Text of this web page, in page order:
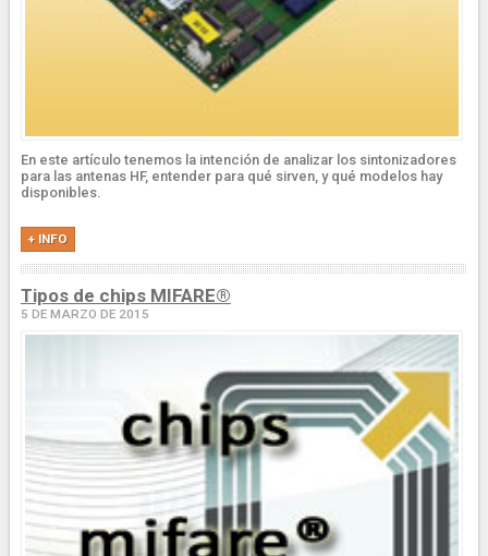
En este artículo tenemos la intención de analizar los sintonizadores
para las antenas HF, entender para qué sirven, y qué modelos hay
disponibles.
+ INFO
Tipos de chips MIFARE®
5 DE MARZO DE 2015